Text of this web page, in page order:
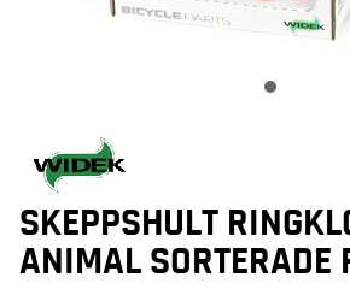
SKEPPSHULT
ANIMAL SORTERADE